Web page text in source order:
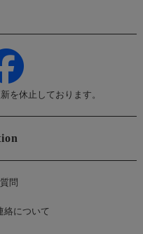
を休止しております。
問
絡について